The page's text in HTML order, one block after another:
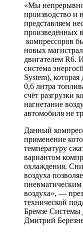
«Мы
производство и
представляем
произведённых
компрессоров
новых
двигателем R6.
система
System),
0,6 литра
счёт разгрузки
нагнетание
автомобиля не
Данный
применение
температуру
вариантом
охлаждения.
воздуха
воздуха», —
технической
Бремзе Системы
Дмитрий